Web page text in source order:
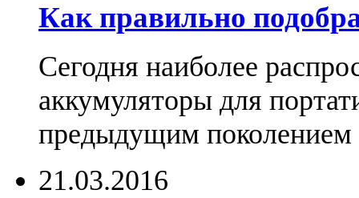
Как правильно
Сегодня наиболее
аккумуляторы для
предыдущим поколением
21.03.2016